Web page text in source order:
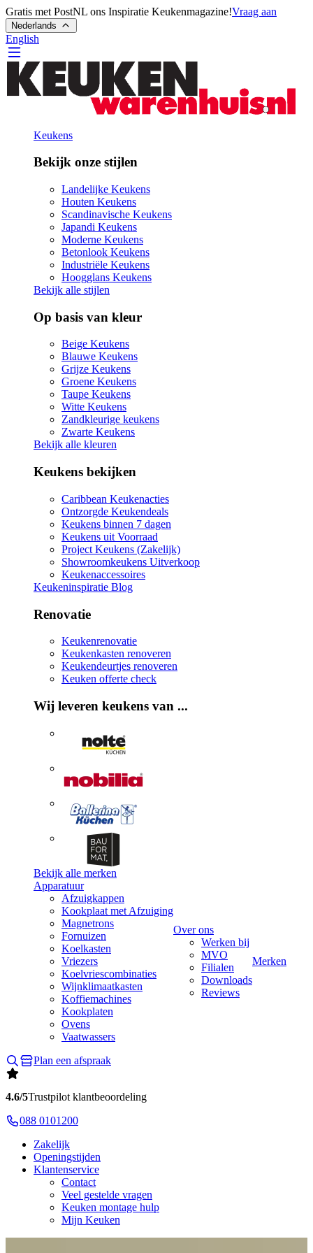
Gratis met PostNL ons Inspiratie Keukenmagazine!Vraag aan
Nederlands
English
Keukens
Bekijk onze stijlen
Landelijke Keukens
Houten Keukens
Scandinavische Keukens
Japandi Keukens
Moderne Keukens
Betonlook Keukens
Industriële Keukens
Hoogglans Keukens
Bekijk alle stijlen
Op basis van kleur
Beige Keukens
Blauwe Keukens
Grijze Keukens
Groene Keukens
Taupe Keukens
Witte Keukens
Zandkleurige keukens
Zwarte Keukens
Bekijk alle kleuren
Keukens bekijken
Caribbean Keukenacties
Ontzorgde Keukendeals
Keukens binnen 7 dagen
Keukens uit Voorraad
Project Keukens (Zakelijk)
Showroomkeukens Uitverkoop
Keukenaccessoires
Keukeninspiratie Blog
Renovatie
Keukenrenovatie
Keukenkasten renoveren
Keukendeurtjes renoveren
Keuken offerte check
Wij leveren keukens van ...
Bekijk alle merken
Apparatuur
Afzuigkappen
Kookplaat met Afzuiging
Magnetrons
Fornuizen
Koelkasten
Vriezers
Koelvriescombinaties
Wijnklimaatkasten
Koffiemachines
Kookplaten
Ovens
Vaatwassers
Over ons
Werken bij
MVO
Filialen
Downloads
Reviews
Merken
Plan een afspraak
4.6/5Trustpilot klantbeoordeling
088 0101200
Zakelijk
Openingstijden
Klantenservice
Contact
Veel gestelde vragen
Keuken montage hulp
Mijn Keuken